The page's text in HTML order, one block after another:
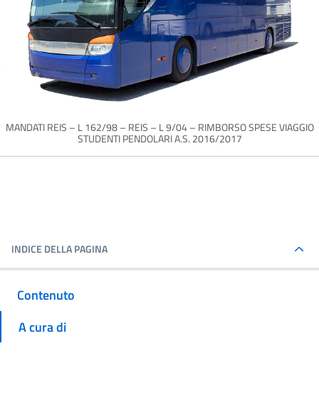
MANDATI REIS – L 162/98 – REIS – L 9/04 – RIMBORSO SPESE VIAGGIO
STUDENTI PENDOLARI A.S. 2016/2017
INDICE DELLA PAGINA
Contenuto
A cura di